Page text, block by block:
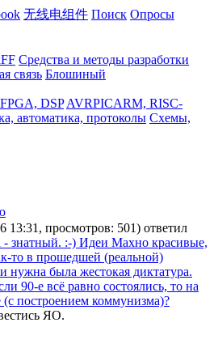
无线电组件 Поиск Опросы
Средства и методы разработки
связь Блошиный
DSP AVRPICARM, RISC-
автоматика, протоколы Схемы,
13:31, просмотров: 501) ответил
- знатный. :-) Идеи Махно красивые,
то в прошедшей (реальной)
нужна была жестокая диктатура.
90-е всё равно состоялись, то на
(с построением коммунизма)?
ЯО.